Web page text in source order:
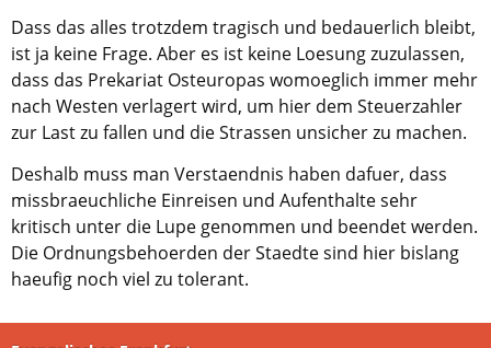
Dass das alles trotzdem tragisch und bedauerlich bleibt,
ist ja keine Frage. Aber es ist keine Loesung zuzulassen,
dass das Prekariat Osteuropas womoeglich immer mehr
nach Westen verlagert wird, um hier dem Steuerzahler
zur Last zu fallen und die Strassen unsicher zu machen.
Deshalb muss man Verstaendnis haben dafuer, dass
missbraeuchliche Einreisen und Aufenthalte sehr
kritisch unter die Lupe genommen und beendet werden.
Die Ordnungsbehoerden der Staedte sind hier bislang
haeufig noch viel zu tolerant.